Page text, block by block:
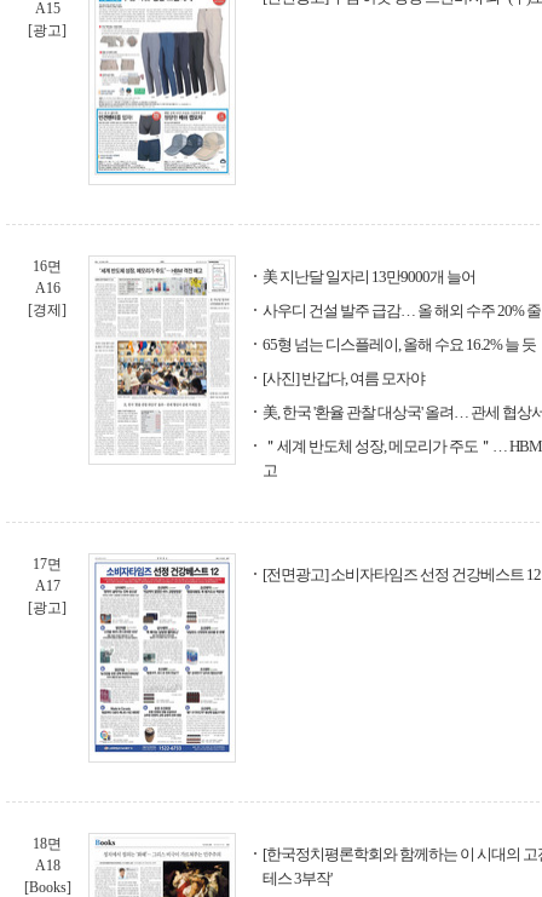
A15
[광고]
16면
A16
[경제]
美 지난달 일자리 13만9000개 늘어
사우디 건설 발주 급감… 올 해외 수주 20%
65형 넘는 디스플레이, 올해 수요 16.2% 늘 듯
[사진] 반갑다, 여름 모자야
美, 한국 '환율 관찰 대상국' 올려… 관세 협상
＂세계 반도체 성장, 메모리가 주도＂…
고
17면
A17
[광고]
[전면광고] 소비자타임즈 선정 건강베스트 12
18면
A18
[Books]
[한국정치평론학회와 함께하는 이 시대의
테스 3부작'